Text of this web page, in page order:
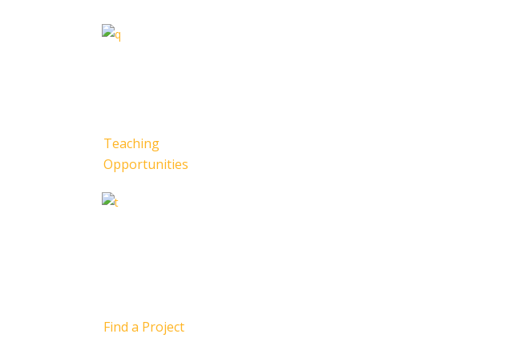
Teaching
Opportunities
Find a Project